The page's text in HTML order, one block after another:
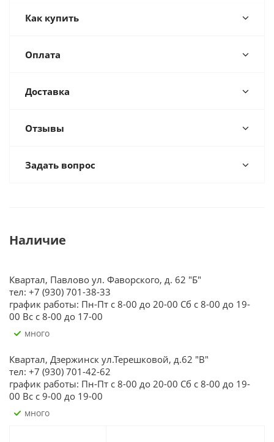
Как купить
Оплата
Доставка
Отзывы
Задать вопрос
Наличие
Квартал, Павлово ул. Фаворского, д. 62 "Б"
тел: +7 (930) 701-38-33
график работы: Пн-Пт с 8-00 до 20-00 Сб с 8-00 до 19-
00 Вс с 8-00 до 17-00
Много
Квартал, Дзержинск ул.Терешковой, д.62 "В"
тел: +7 (930) 701-42-62
график работы: Пн-Пт с 8-00 до 20-00 Сб с 8-00 до 19-
00 Вс с 9-00 до 19-00
Много